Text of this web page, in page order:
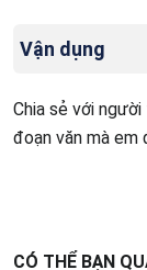
Vận dụng
Chia sẻ với
đoạn văn mà em
CÓ THỂ BẠN